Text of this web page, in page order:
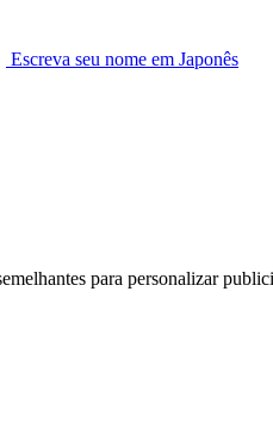
Escreva seu nome em Japonês
para personalizar